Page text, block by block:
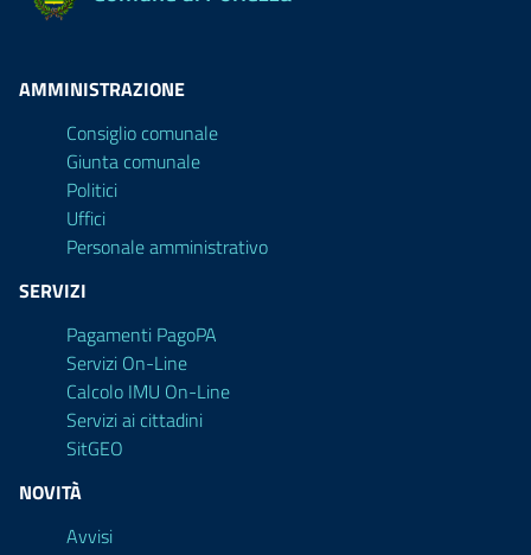
AMMINISTRAZIONE
Consiglio comunale
Giunta comunale
Politici
Uffici
Personale amministrativo
SERVIZI
Pagamenti PagoPA
Servizi On-Line
Calcolo IMU On-Line
Servizi ai cittadini
SitGEO
NOVITÀ
Avvisi